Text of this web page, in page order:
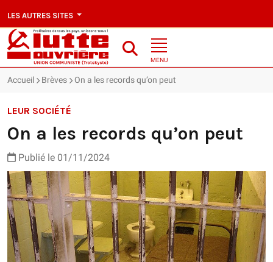
LES AUTRES SITES
MENU
Accueil Brèves On a les records qu’on peut
LEUR SOCIÉTÉ
On a les records qu’on peut
Publié le 01/11/2024